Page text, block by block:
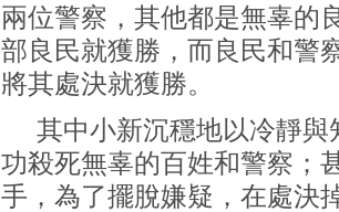
兩位警察，其他都是無辜的
部良民就獲勝，而良民和警
將其處決就獲勝。
其中小新沉穩地以冷靜
功殺死無辜的百姓和警察；
手，為了擺脫嫌疑，在處決